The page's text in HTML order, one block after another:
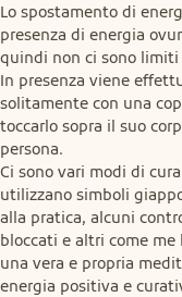
Lo spostamento di
presenza di energia
quindi non ci sono limiti
In presenza viene
solitamente con una
toccarlo sopra il suo
persona.
Ci sono vari modi di
utilizzano simboli
alla pratica, alcuni
bloccati e altri come
una vera e propria
energia positiva e